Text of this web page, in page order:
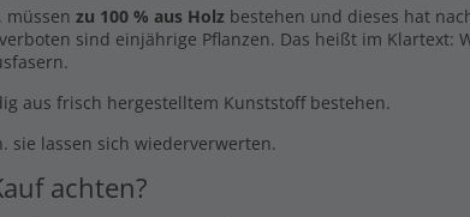
müssen zu 100 % aus Holz bestehen und dieses hat
sind einjährige Pflanzen. Das heißt im Klartext:
aus frisch hergestelltem Kunststoff bestehen.
sie lassen sich wiederverwerten.
achten?